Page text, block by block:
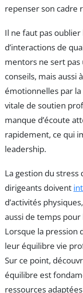
repenser son cadre
Il ne faut pas
d’interactions de
mentors ne sert
conseils, mais aussi
émotionnelles par la
vitale de soutien
manque d’écoute
rapidement, ce qui
leadership.
La gestion du
dirigeants doivent
d’activités
aussi de temps
Lorsque la pression
leur équilibre vie
Sur ce point,
équilibre est
ressources